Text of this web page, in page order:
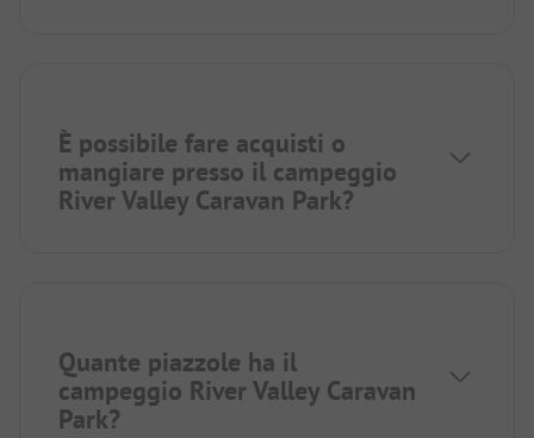
È possibile fare acquisti o
mangiare presso il campeggio
River Valley Caravan Park?
Quante piazzole ha il
campeggio River Valley Caravan
Park?